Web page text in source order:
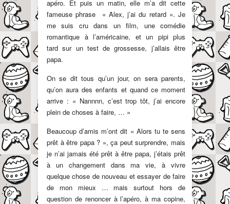
apéro. Et puis un matin, elle m’a dit cette
fameuse phrase « Alex, j’ai du retard ». Je
me suis cru dans un film, une comédie
romantique à l’américaine, et un pipi plus
tard sur un test de grossesse, j’allais être
papa.
On se dit tous qu’un jour, on sera parents,
qu’on aura des enfants et quand ce moment
arrive : « Nannnn, c’est trop tôt, j’ai encore
plein de choses à faire, … »
Beaucoup d’amis m’ont dit « Alors tu te sens
prêt à être papa ? », ça peut surprendre, mais
je n’ai jamais été prêt à être papa, j’étais prêt
à un changement dans ma vie, à vivre
quelque chose de nouveau et essayer de faire
de mon mieux … mais surtout hors de
question de renoncer à l’apéro, à ma copine,